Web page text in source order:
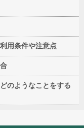
用条件や注意点
のようなことをする